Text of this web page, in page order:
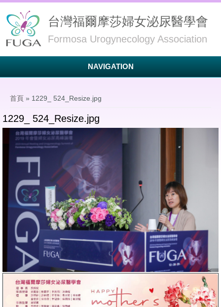
台灣福爾摩莎婦女泌尿醫學會
Formosa Urogynecology Association
NAVIGATION
首頁 » 1229_ 524_Resize.jpg
1229_ 524_Resize.jpg